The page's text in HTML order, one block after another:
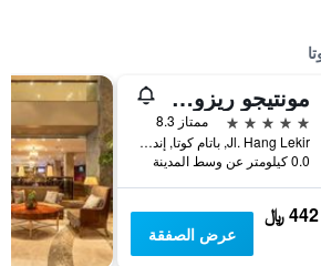
مونتيجو ريزورتس نونجسا
5 نجوم
ممتاز 8.3
Jl. Hang Lekir, باتام كوتا, إندونيسيا
0.0 كيلومتر عن وسط المدينة
442 ﷼
عرض الصفقة